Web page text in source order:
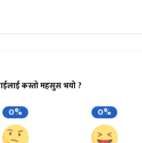
कस्तो महसुस भयो ?
0% 0%